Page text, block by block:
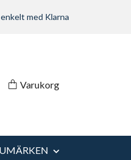
med Klarna
Varukorg